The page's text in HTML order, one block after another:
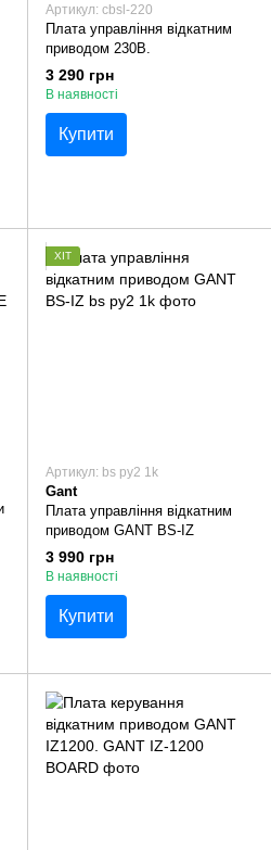
Артикул: cbsl-220
Плата управління відкатним
приводом 230B.
3 290 грн
В наявності
Купити
ХІТ
Артикул: bs py2 1k
Gant
Плата управління відкатним
приводом GANT BS-IZ
3 990 грн
В наявності
Купити